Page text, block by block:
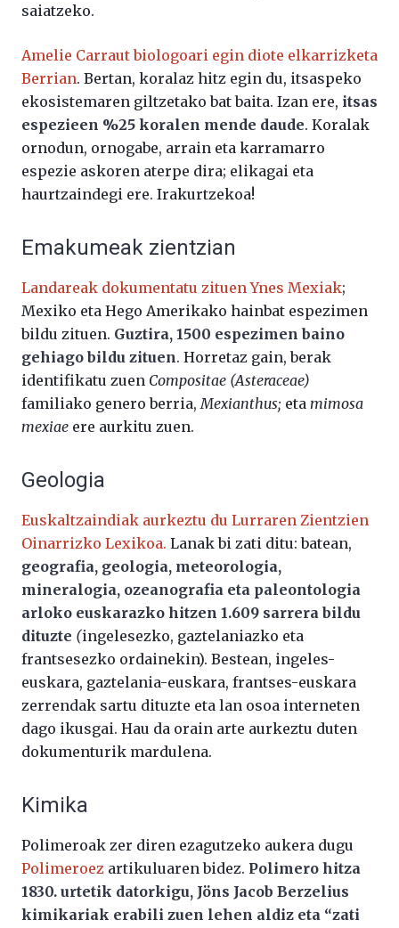
saiatzeko.
Amelie Carraut biologoari egin diote elkarrizketa
Berrian. Bertan, koralaz hitz egin du, itsaspeko
ekosistemaren giltzetako bat baita. Izan ere, itsas
espezieen %25 koralen mende daude. Koralak
ornodun, ornogabe, arrain eta karramarro
espezie askoren aterpe dira; elikagai eta
haurtzaindegi ere. Irakurtzekoa!
Emakumeak zientzian
Landareak dokumentatu zituen Ynes Mexiak;
Mexiko eta Hego Amerikako hainbat espezimen
bildu zituen. Guztira, 1500 espezimen baino
gehiago bildu zituen. Horretaz gain, berak
identifikatu zuen Compositae (Asteraceae)
familiako genero berria, Mexianthus; eta mimosa
mexiae ere aurkitu zuen.
Geologia
Euskaltzaindiak aurkeztu du Lurraren Zientzien
Oinarrizko Lexikoa. Lanak bi zati ditu: batean,
geografia, geologia, meteorologia,
mineralogia, ozeanografia eta paleontologia
arloko euskarazko hitzen 1.609 sarrera bildu
dituzte (ingelesezko, gaztelaniazko eta
frantsesezko ordainekin). Bestean, ingeles-
euskara, gaztelania-euskara, frantses-euskara
zerrendak sartu dituzte eta lan osoa interneten
dago ikusgai. Hau da orain arte aurkeztu duten
dokumenturik mardulena.
Kimika
Polimeroak zer diren ezagutzeko aukera dugu
Polimeroez artikuluaren bidez. Polimero hitza
1830. urtetik datorkigu, Jöns Jacob Berzelius
kimikariak erabili zuen lehen aldiz eta “zati